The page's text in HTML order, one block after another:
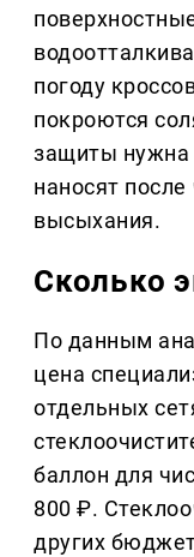
погоду
покроются
защиты нужна
наносят
высыхания.
Сколько
По данным
цена
отдельных
баллон для
800 ₽.
других